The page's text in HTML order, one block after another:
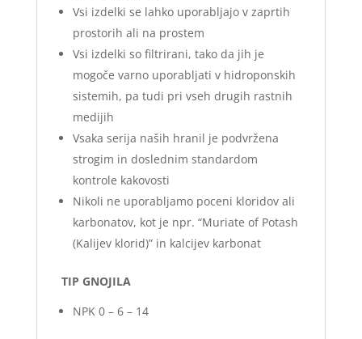
Vsi izdelki se lahko uporabljajo v zaprtih
prostorih ali na prostem
Vsi izdelki so filtrirani, tako da jih je
mogoče varno uporabljati v hidroponskih
sistemih, pa tudi pri vseh drugih rastnih
medijih
Vsaka serija naših hranil je podvržena
strogim in doslednim standardom
kontrole kakovosti
Nikoli ne uporabljamo poceni kloridov ali
karbonatov, kot je npr. “Muriate of Potash
(Kalijev klorid)” in kalcijev karbonat
TIP GNOJILA
NPK 0 – 6 – 14